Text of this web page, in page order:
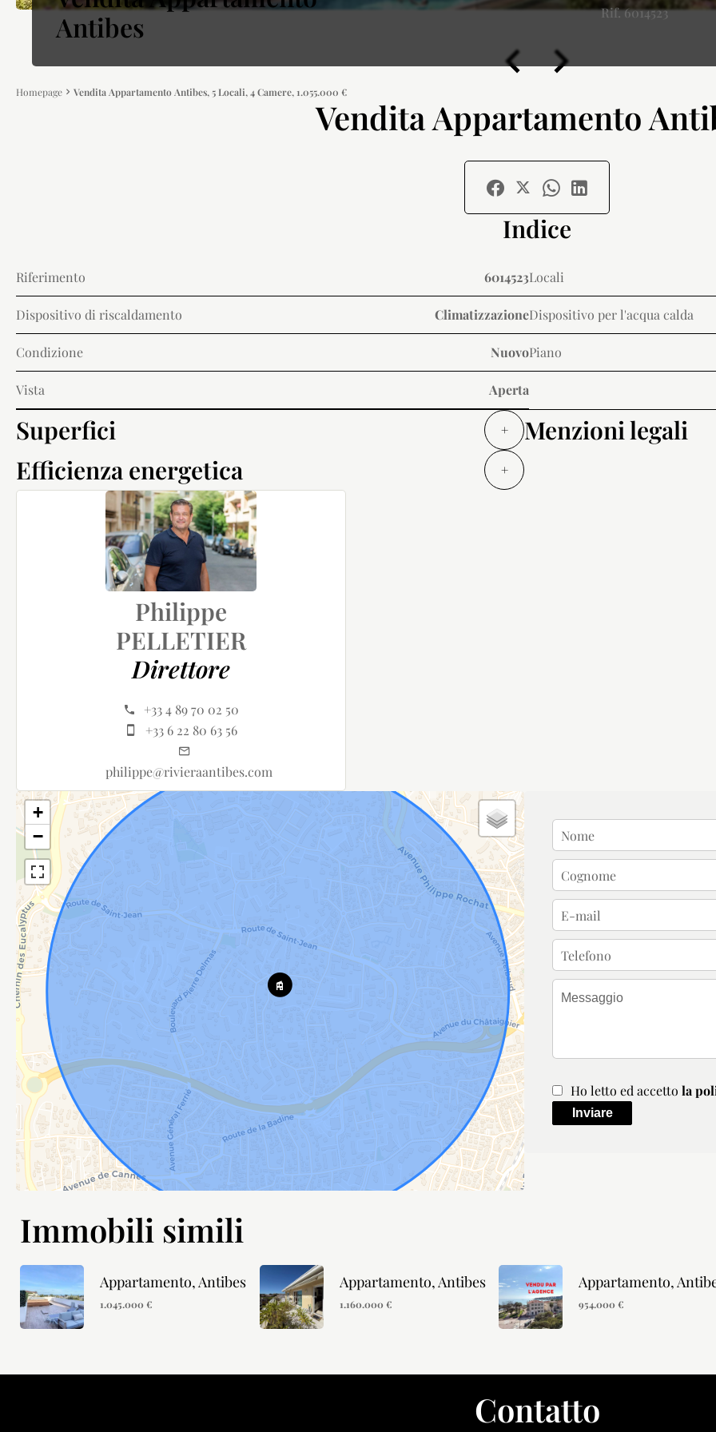
Antibes
Rif. 6014523
Homepage Vendita Appartamento Antibes, 5 Locali, 4 Camere, 1.055.000 €
Vendita Appartamento
Indice
Riferimento 6014523Locali
Dispositivo di riscaldamento ClimatizzazioneDispositivo per l'acqua calda
Condizione NuovoPiano
Vista Aperta
Superfici +
Menzioni legali
Efficienza energetica
+
Philippe
PELLETIER
Direttore
+33 4 89 70 02 50
+33 6 22 80 63 56
philippe@rivieraantibes.com
+
−
Ho letto ed accetto la
Inviare
Immobili simili
Appartamento, Antibes
1.045.000 €
Appartamento, Antibes
1.160.000 €
Appartamento,
954.000 €
Contatto